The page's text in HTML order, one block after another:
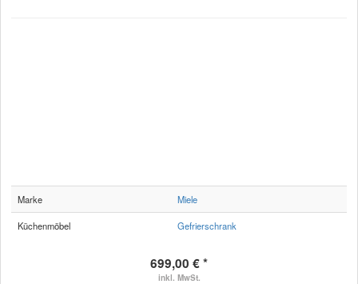
Marke Miele
Küchenmöbel Gefrierschrank
699,00 € *
inkl. MwSt.